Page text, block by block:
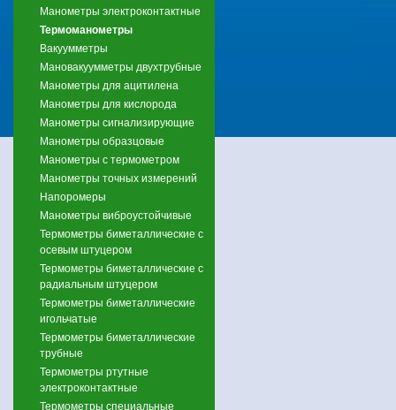
Манометры электроконтактные
Термоманометры
Вакуумметры
Мановакуумметры двухтрубные
Манометры для ацитилена
Манометры для кислорода
Манометры сигнализирующие
Манометры образцовые
Манометры с термометром
Манометры точных измерений
Напоромеры
Манометры виброустойчивые
Термометры биметаллические с
осевым штуцером
Термометры биметаллические с
радиальным штуцером
Термометры биметаллические
игольчатые
Термометры биметаллические
трубные
Термометры ртутные
электроконтактные
Термометры специальные